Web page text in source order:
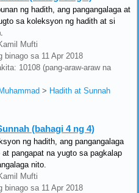
ng hadith, ang pangangalaga at
sa koleksyon ng hadith at si
Mufti
binago sa 11 Apr 2018
10108 (pang-araw-araw na
> Hadith at Sunnah
(bahagi 4 ng 4)
ng hadith, ang pangangalaga
pangapat na yugto sa pagkalap
nito.
Mufti
binago sa 11 Apr 2018